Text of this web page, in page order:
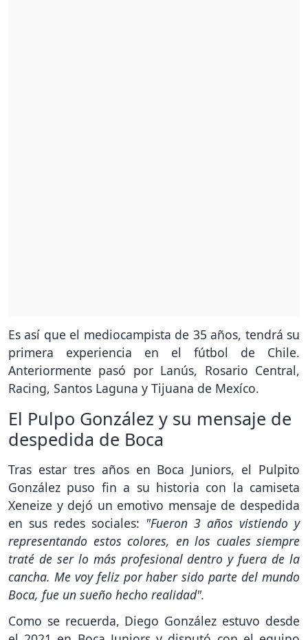
Es así que el mediocampista de 35 años, tendrá su
primera experiencia en el fútbol de Chile.
Anteriormente pasó por Lanús, Rosario Central,
Racing, Santos Laguna y Tijuana de Mexíco.
El Pulpo González y su mensaje de
despedida de Boca
Tras estar tres años en Boca Juniors, el Pulpito
González puso fin a su historia con la camiseta
Xeneize y dejó un emotivo mensaje de despedida
en sus redes sociales: "Fueron 3 años vistiendo y
representando estos colores, en los cuales siempre
traté de ser lo más profesional dentro y fuera de la
cancha. Me voy feliz por haber sido parte del mundo
Boca, fue un sueño hecho realidad".
Como se recuerda, Diego González estuvo desde